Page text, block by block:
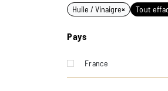
Huile / Vinaigre× Tout
Pays
France